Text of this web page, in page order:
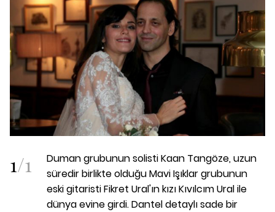
1/1
Duman grubunun solisti Kaan Tangöze, uzun
süredir birlikte olduğu Mavi Işıklar grubunun
eski gitaristi Fikret Ural'ın kızı Kıvılcım Ural ile
dünya evine girdi. Dantel detaylı sade bir